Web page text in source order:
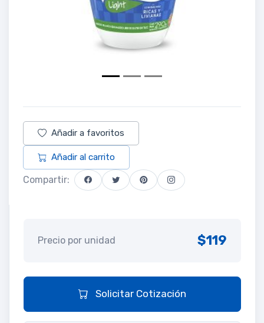
Añadir a favoritos
Añadir al carrito
Compartir:
Precio por unidad $119
Solicitar Cotización